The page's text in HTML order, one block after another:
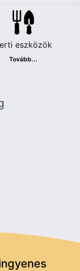
eszközök
Tovább...